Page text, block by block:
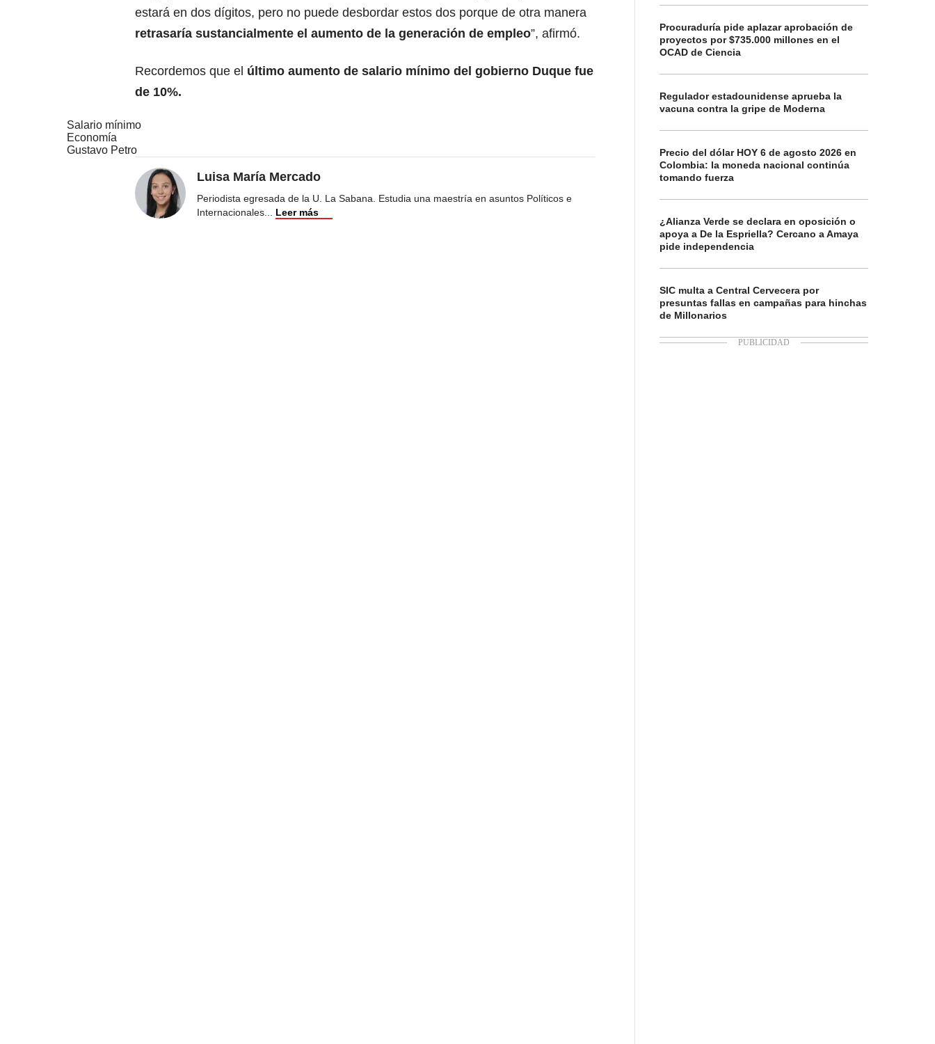
estará en dos dígitos, pero no puede desbordar estos dos porque de otra manera
retrasaría sustancialmente el aumento de la generación de empleo”, afirmó.
Recordemos que el último aumento de salario mínimo del gobierno Duque fue
de 10%.
Salario mínimo
Economía
Gustavo Petro
Luisa María Mercado
Periodista egresada de la U. La Sabana. Estudia una maestría en asuntos Políticos e
Internacionales... Leer más
Procuraduría pide aplazar aprobación de
proyectos por $735.000 millones en el
OCAD de Ciencia
Regulador estadounidense aprueba la
vacuna contra la gripe de Moderna
Precio del dólar HOY 6 de agosto 2026 en
Colombia: la moneda nacional continúa
tomando fuerza
¿Alianza Verde se declara en oposición o
apoya a De la Espriella? Cercano a Amaya
pide independencia
SIC multa a Central Cervecera por
presuntas fallas en campañas para hinchas
de Millonarios